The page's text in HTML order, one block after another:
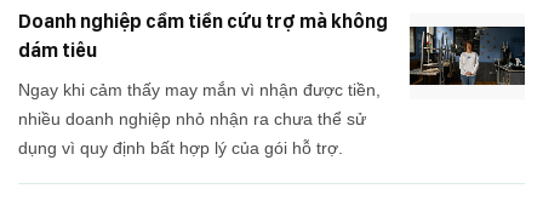
Doanh nghiệp cầm tiền cứu trợ mà không
dám tiêu
Ngay khi cảm thấy may mắn vì nhận được tiền,
nhiều doanh nghiệp nhỏ nhận ra chưa thể sử
dụng vì quy định bất hợp lý của gói hỗ trợ.